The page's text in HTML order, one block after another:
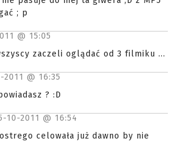
; p
@ 15:05
zaczeli oglądać od 3 filmiku ...
2011 @ 16:35
? :D
10-2011 @ 16:54
celowała już dawno by nie